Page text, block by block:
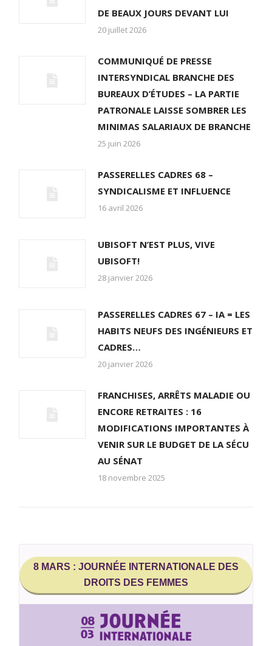
DE BEAUX JOURS DEVANT LUI
20 juillet 2026
COMMUNIQUÉ DE PRESSE
INTERSYNDICAL BRANCHE DES
BUREAUX D’ÉTUDES – LA PARTIE
PATRONALE LAISSE SOMBRER LES
MINIMAS SALARIAUX DE BRANCHE
25 juin 2026
PASSERELLES CADRES 68 –
SYNDICALISME ET INFLUENCE
16 avril 2026
UBISOFT N’EST PLUS, VIVE
UBISOFT!
28 janvier 2026
PASSERELLES CADRES 67 – IA = LES
HABITS NEUFS DES INGÉNIEURS ET
CADRES…
20 janvier 2026
FRANCHISES, ARRÊTS MALADIE OU
ENCORE RETRAITES : 16
MODIFICATIONS IMPORTANTES À
VENIR SUR LE BUDGET DE LA SÉCU
AU SÉNAT
18 novembre 2025
8 MARS : JOURNÉE INTERNATIONALE DES
DROITS DES FEMMES